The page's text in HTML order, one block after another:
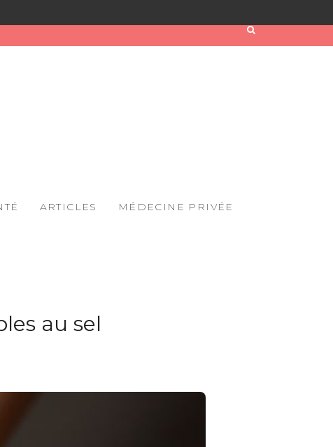
ARTICLES MÉDECINE PRIVÉE
au sel